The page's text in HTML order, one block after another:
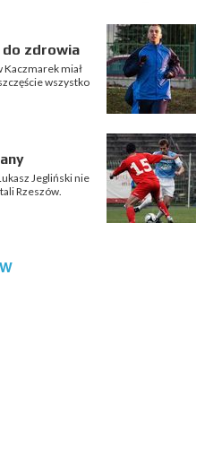
do zdrowia
miał
wszystko
Jegliński nie
Rzeszów.